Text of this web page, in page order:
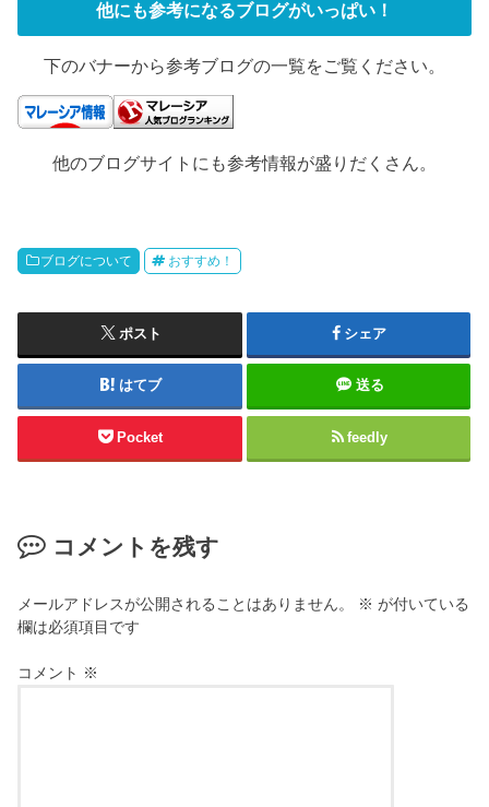
他にも参考になるブログがいっぱい！
下のバナーから参考ブログの一覧をご覧ください。
他のブログサイトにも参考情報が盛りだくさん。
ブログについて おすすめ！
ポスト シェア
はてブ 送る
Pocket feedly
コメントを残す
メールアドレスが公開されることはありません。 ※ が付いている
欄は必須項目です
コメント ※